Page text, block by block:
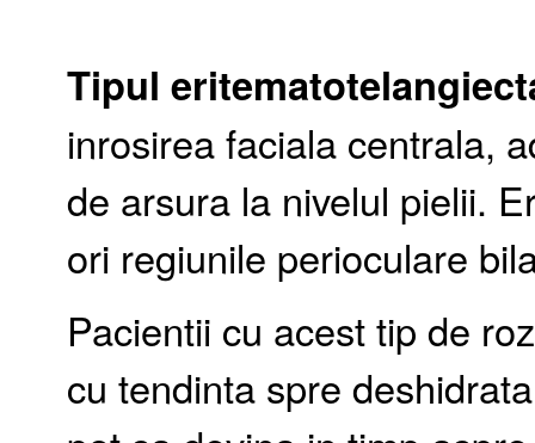
Tipul
inrosirea faciala centrala,
de arsura la nivelul pielii.
ori regiunile perioculare
Pacientii cu acest tip de
cu tendinta spre